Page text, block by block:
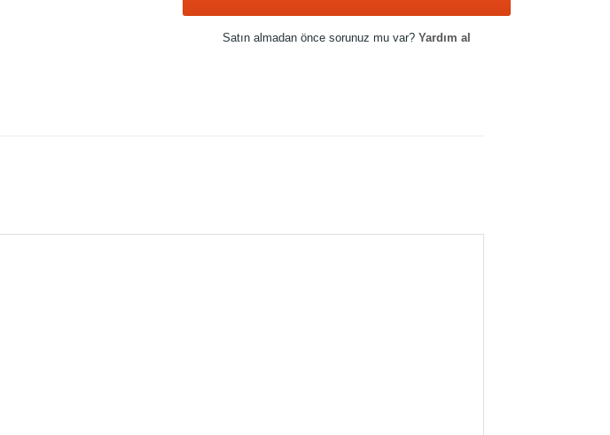
Satın almadan önce sorunuz mu var? Yardım al